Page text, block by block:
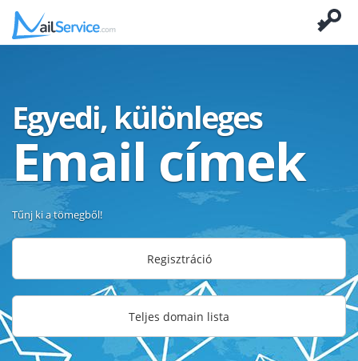
Egyedi, különleges
Email címek
Tűnj ki a tömegből!
Regisztráció
Teljes domain lista